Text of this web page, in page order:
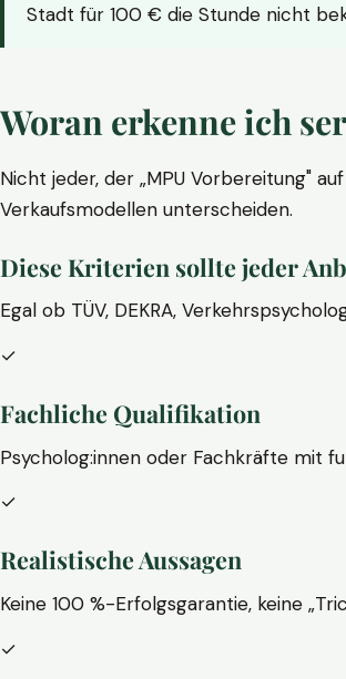
Stadt für 100 € die Stunde nicht
Woran erkenne ich
Nicht jeder, der „MPU Vorbereitung"
Verkaufsmodellen unterscheiden.
Diese Kriterien sollte jeder
Egal ob TÜV, DEKRA,
✓
Fachliche Qualifikation
Psycholog:innen oder Fachkräfte mit
✓
Realistische Aussagen
Keine 100 %-Erfolgsgarantie, keine
✓